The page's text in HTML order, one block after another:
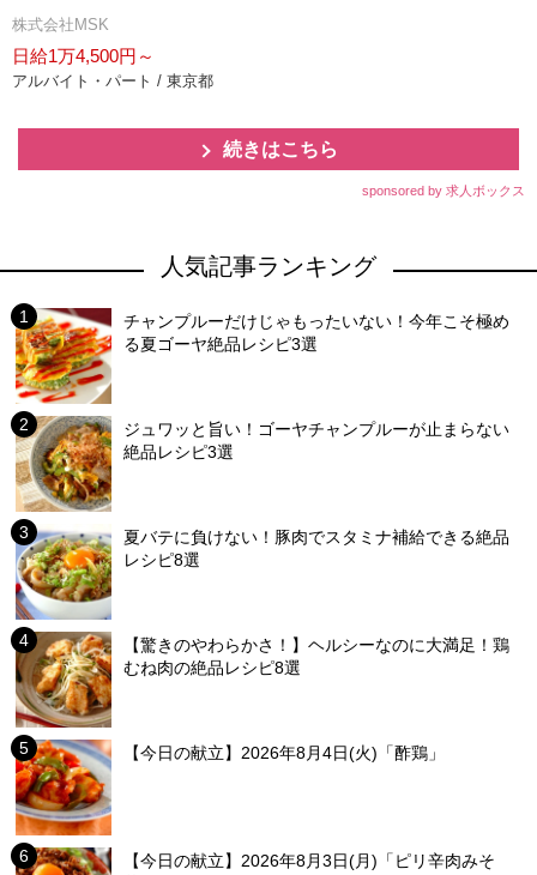
株式会社MSK
日給1万4,500円～
アルバイト・パート / 東京都
続きはこちら
sponsored by 求人ボックス
人気記事ランキング
チャンプルーだけじゃもったいない！今年こそ極め
る夏ゴーヤ絶品レシピ3選
ジュワッと旨い！ゴーヤチャンプルーが止まらない
絶品レシピ3選
夏バテに負けない！豚肉でスタミナ補給できる絶品
レシピ8選
【驚きのやわらかさ！】ヘルシーなのに大満足！鶏
むね肉の絶品レシピ8選
【今日の献立】2026年8月4日(火)「酢鶏」
【今日の献立】2026年8月3日(月)「ピリ辛肉みそ